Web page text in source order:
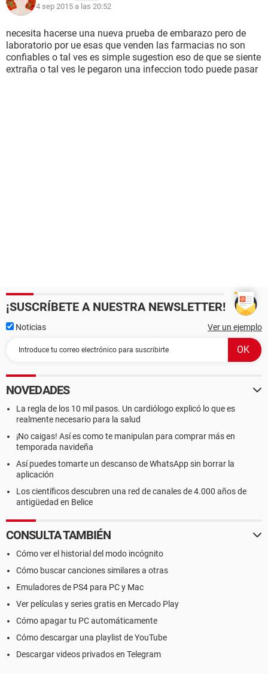
4 sep 2015 a las 20:52
necesita hacerse una nueva prueba de embarazo pero de
laboratorio por ue esas que venden las farmacias no son
confiables o tal ves es simple sugestion eso de que se siente
extraña o tal ves le pegaron una infeccion todo puede pasar
¡SUSCRÍBETE A NUESTRA NEWSLETTER!
Noticias Ver un ejemplo
NOVEDADES
La regla de los 10 mil pasos. Un cardiólogo explicó lo que es
realmente necesario para la salud
¡No caigas! Así es como te manipulan para comprar más en
temporada navideña
Así puedes tomarte un descanso de WhatsApp sin borrar la
aplicación
Los científicos descubren una red de canales de 4.000 años de
antigüedad en Belice
CONSULTA TAMBIÉN
Cómo ver el historial del modo incógnito
Cómo buscar canciones similares a otras
Emuladores de PS4 para PC y Mac
Ver películas y series gratis en Mercado Play
Cómo apagar tu PC automáticamente
Cómo descargar una playlist de YouTube
Descargar videos privados en Telegram